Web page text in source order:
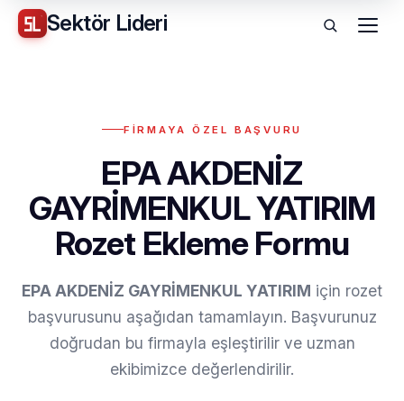
Sektör Lideri Menü
FIRMAYA ÖZEL BAŞVURU
EPA AKDENİZ
GAYRİMENKUL YATIRIM
Rozet Ekleme Formu
EPA AKDENİZ GAYRİMENKUL YATIRIM için rozet
başvurusunu aşağıdan tamamlayın. Başvurunuz
doğrudan bu firmayla eşleştirilir ve uzman
ekibimizce değerlendirilir.